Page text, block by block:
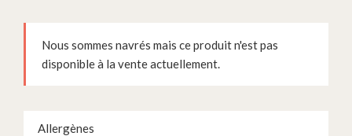
Nous sommes navrés mais ce produit n'est pas
disponible à la vente actuellement.
Allergènes